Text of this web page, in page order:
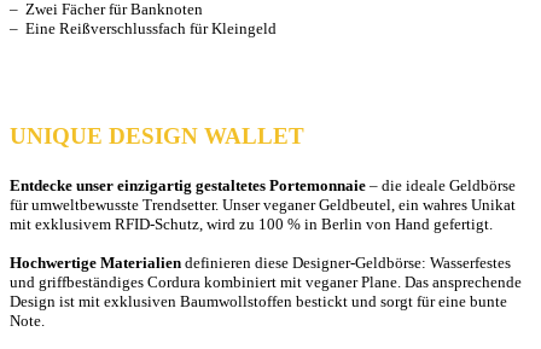
– Zwei Fächer für Banknoten
– Eine Reißverschlussfach für Kleingeld
UNIQUE DESIGN WALLET
Entdecke unser einzigartig gestaltetes Portemonnaie – die ideale Geldbörse
für umweltbewusste Trendsetter. Unser veganer Geldbeutel, ein wahres Unikat
mit exklusivem RFID-Schutz, wird zu 100 % in Berlin von Hand gefertigt.
Hochwertige Materialien definieren diese Designer-Geldbörse: Wasserfestes
und griffbeständiges Cordura kombiniert mit veganer Plane. Das ansprechende
Design ist mit exklusiven Baumwollstoffen bestickt und sorgt für eine bunte
Note.